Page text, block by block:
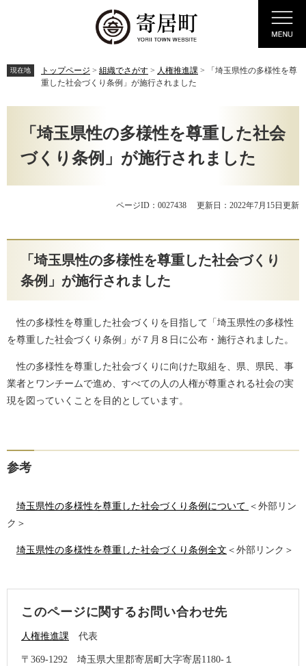
先
頭
す。
を
飛
し
現在地 トップページ > 組織でさがす > 人権推進課 >
「埼玉県性の多様性を尊
重した社会づくり条例」が施行されました
「埼玉県性の多様性を尊重した社会
づくり条例」が施行されました
ページID：0027438 更新日：2022年7月15日更新
「埼玉県性の多様性を尊重した社会づくり
条例」が施行されました
性の多様性を尊重した社会づくりを目指して「埼玉県性の多様性
を尊重した社会づくり条例」が７月８日に公布・施行されました。
性の多様性を尊重した社会づくりに向けた取組を、県、県民、事
業者とワンチームで進め、すべての人の人権が尊重される社会の実
現を図っていくことを目的としています。
参考
埼玉県性の多様性を尊重した社会づくり条例について ＜外部リン
ク＞
埼玉県性の多様性を尊重した社会づくり条例全文 ＜外部リンク＞
このページに関するお問い合わせ先
人権推進課 代表
〒369-1292
埼玉県大里郡寄居町大字寄居1180-１